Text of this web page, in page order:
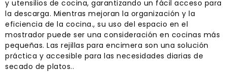
y utensilios de cocina, garantizando un fácil acceso para
la descarga. Mientras mejoran la organización y la
eficiencia de la cocina., su uso del espacio en el
mostrador puede ser una consideración en cocinas más
pequeñas. Las rejillas para encimera son una solución
práctica y accesible para las necesidades diarias de
secado de platos..